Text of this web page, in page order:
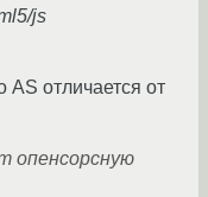
js
отличается от
опенсорсную